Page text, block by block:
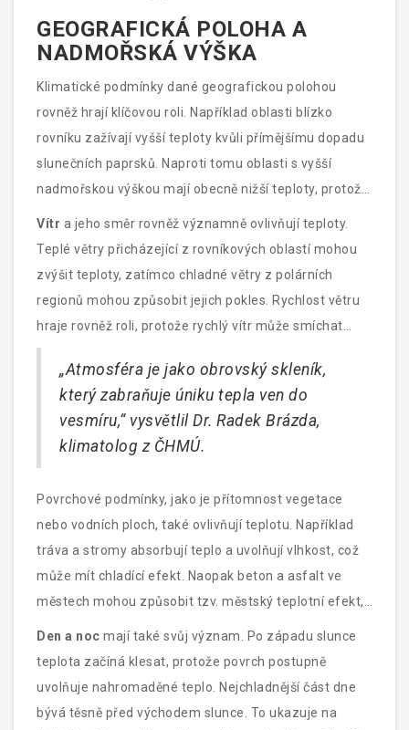
GEOGRAFICKÁ POLOHA A
NADMOŘSKÁ VÝŠKA
Klimatické podmínky dané geografickou polohou
rovněž hrají klíčovou roli. Například oblasti blízko
rovníku zažívají vyšší teploty kvůli přímějšímu dopadu
slunečních paprsků. Naproti tomu oblasti s vyšší
nadmořskou výškou mají obecně nižší teploty, protože
vzduch je zde řidší a nemá takovou kapacitu udržet
teplo. Je také zajímavé poznamenat, že pobřežní
oblasti mohou zažívat výraznější teplotní výkyvy kvůli
přítomnosti velkých vodních ploch, které působí jako
teplotní stabilizátory.
Vítr a jeho směr rovněž významně ovlivňují teploty.
Teplé větry přicházející z rovníkových oblastí mohou
zvýšit teploty, zatímco chladné větry z polárních
regionů mohou způsobit jejich pokles. Rychlost větru
hraje rovněž roli, protože rychlý vítr může smíchat
různé vrstvy vzduchu a tím snížit maximální
dosaženou teplotu.
„Atmosféra je jako obrovský skleník,
který zabraňuje úniku tepla ven do
vesmíru,“ vysvětlil Dr. Radek Brázda,
klimatolog z ČHMÚ.
Povrchové podmínky, jako je přítomnost vegetace
nebo vodních ploch, také ovlivňují teplotu. Například
tráva a stromy absorbují teplo a uvolňují vlhkost, což
může mít chladící efekt. Naopak beton a asfalt ve
městech mohou způsobit tzv. městský teplotní efekt,
kdy jsou teploty ve městech vyšší než v okolní krajině.
Den a noc mají také svůj význam. Po západu slunce
teplota začíná klesat, protože povrch postupně
uvolňuje nahromaděné teplo. Nejchladnější část dne
bývá těsně před východem slunce. To ukazuje na